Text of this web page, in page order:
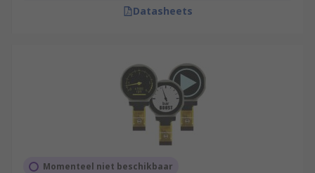
Datasheets
Momenteel niet beschikbaar